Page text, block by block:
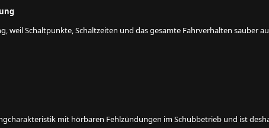
weil Schaltpunkte, Schaltzeiten und das gesamte Fahrverhalten sauber
mit hörbaren Fehlzündungen im Schubbetrieb und ist